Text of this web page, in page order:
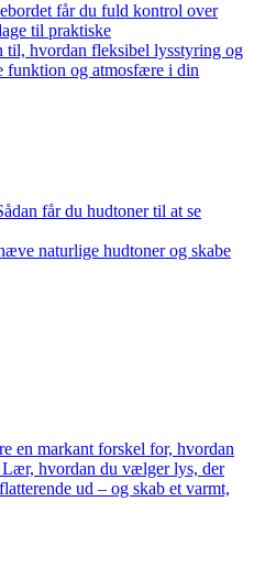
får du fuld kontrol over
til praktiske
til, hvordan fleksibel lysstyring og
funktion og atmosfære i din
får du hudtoner til at se
naturlige hudtoner og skabe
en markant forskel for, hvordan
Lær, hvordan du vælger lys, der
ud – og skab et varmt,